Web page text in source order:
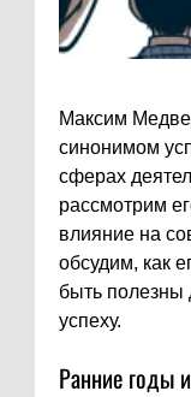
Максим
синонимом
сферах
рассмотрим
влияние на
обсудим, как
быть полезны
успеху.
Ранние годы